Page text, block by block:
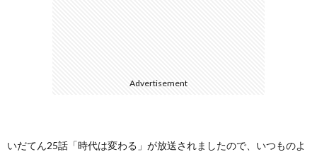
Advertisement
いだてん25話「時代は変わる」が放送されましたので、いつものよ